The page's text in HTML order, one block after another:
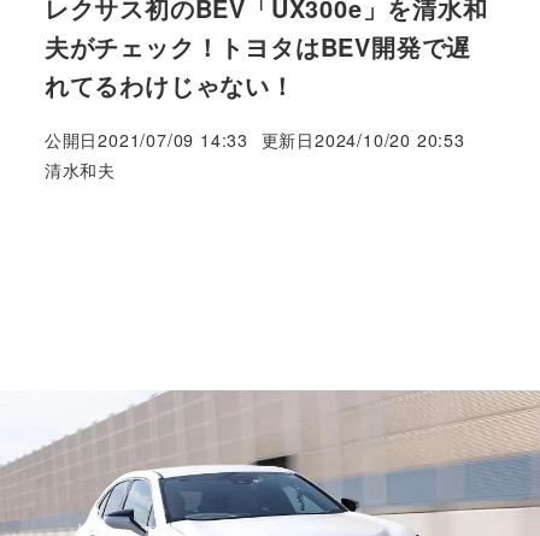
レクサス初のBEV「UX300e」を清水和
夫がチェック！トヨタはBEV開発で遅
れてるわけじゃない！
公開日2021/07/09 14:33 更新日2024/10/20 20:53
著
清水和夫